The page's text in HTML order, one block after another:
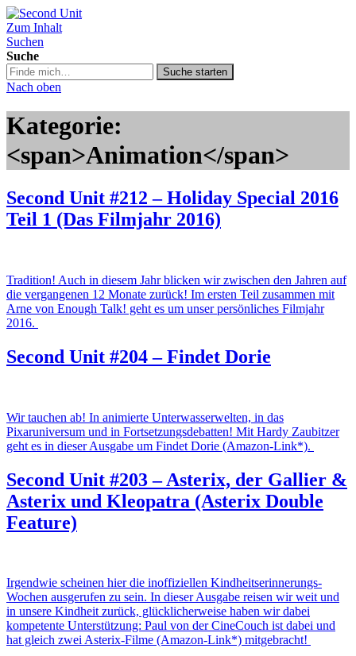
Second Unit
Zum Inhalt
Suchen
Suche
Suche
in
podcast.de/
Suche starten
Nach oben
Kategorie:
<span>Animation</span>
Second Unit #212 – Holiday Special 2016
Teil 1 (Das Filmjahr 2016)
Tradition! Auch in diesem Jahr blicken wir zwischen den Jahren auf
die vergangenen 12 Monate zurück! Im ersten Teil zusammen mit
Arne von Enough Talk! geht es um unser persönliches Filmjahr
2016.
Second Unit #204 – Findet Dorie
Wir tauchen ab! In animierte Unterwasserwelten, in das
Pixaruniversum und in Fortsetzungsdebatten! Mit Hardy Zaubitzer
geht es in dieser Ausgabe um Findet Dorie (Amazon-Link*).
Second Unit #203 – Asterix, der Gallier &
Asterix und Kleopatra (Asterix Double
Feature)
Irgendwie scheinen hier die inoffiziellen Kindheitserinnerungs-
Wochen ausgerufen zu sein. In dieser Ausgabe reisen wir weit und
in unsere Kindheit zurück, glücklicherweise haben wir dabei
kompetente Unterstützung: Paul von der CineCouch ist dabei und
hat gleich zwei Asterix-Filme (Amazon-Link*) mitgebracht!